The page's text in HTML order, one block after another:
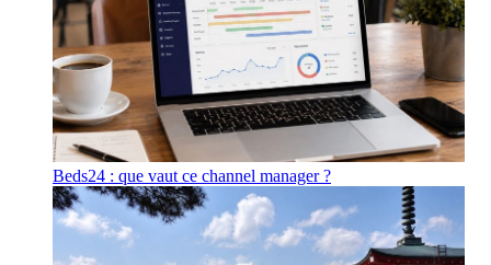
Beds24 : que vaut ce channel manager ?